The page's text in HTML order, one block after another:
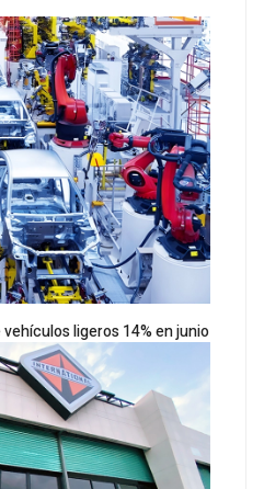
ligeros 14% en junio